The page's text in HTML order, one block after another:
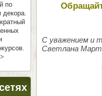
по
декора.
С уважением и
Светлана